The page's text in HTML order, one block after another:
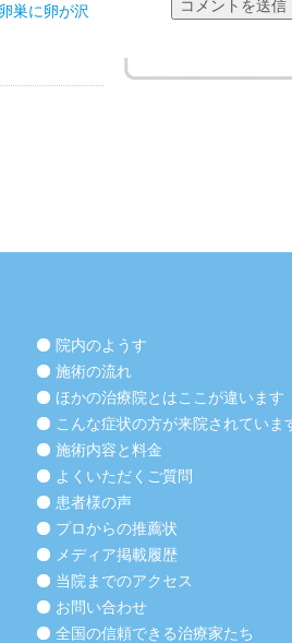
巣に卵が沢
院内のようす
施術の流れ
ほかの治療院とはここが違います
こんな症状の方が来院されていま
施術内容と料金
よくいただくご質問
患者様の声
プロからの推薦状
メディア掲載履歴
当院までのアクセス
お問い合わせ
全国の信頼できる治療家たち